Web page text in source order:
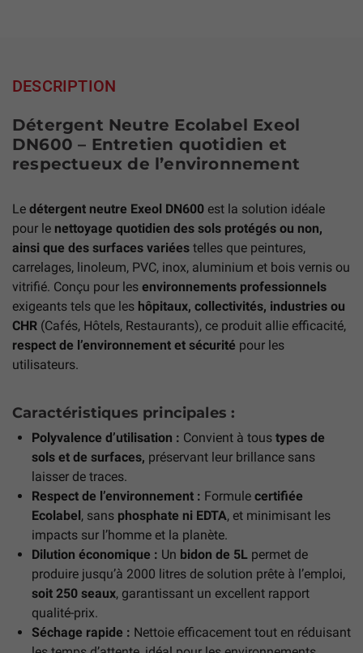
DESCRIPTION
Détergent Neutre Ecolabel Exeol
DN600 – Entretien quotidien et
respectueux de l’environnement
Le détergent neutre Exeol DN600 est la solution idéale
pour le nettoyage quotidien des sols protégés ou non,
ainsi que des surfaces variées telles que peintures,
carrelages, linoleum, PVC, inox, aluminium et bois vernis ou
vitrifié. Conçu pour les environnements professionnels
exigeants tels que les hôpitaux, collectivités, industries ou
CHR (Cafés, Hôtels, Restaurants), ce produit allie efficacité,
respect de l’environnement et sécurité pour les
utilisateurs.
Caractéristiques principales :
Polyvalence d’utilisation : Convient à tous types de
sols et de surfaces, préservant leur brillance sans
laisser de traces.
Respect de l’environnement : Formule certifiée
Ecolabel, sans phosphate ni EDTA, et minimisant les
impacts sur l’homme et la planète.
Dilution économique : Un bidon de 5L permet de
produire jusqu’à 2000 litres de solution prête à l’emploi,
soit 250 seaux, garantissant un excellent rapport
qualité-prix.
Séchage rapide : Nettoie efficacement tout en réduisant